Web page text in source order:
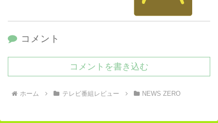
コメント
コメントを書き込む
ホーム テレビ番組レビュー NEWS ZERO